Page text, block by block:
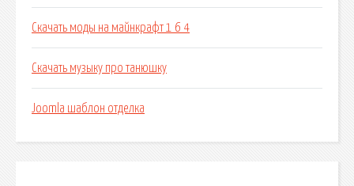
Скачать моды на майнкрафт 1 6 4
Скачать музыку про танюшку
Joomla шаблон отделка